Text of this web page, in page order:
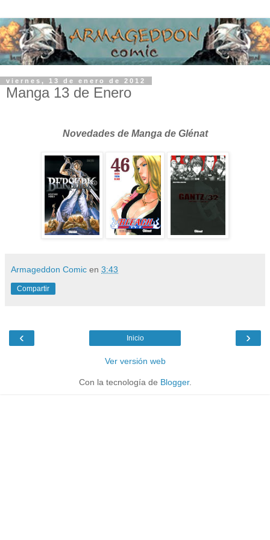
viernes, 13 de enero de 2012
Manga 13 de Enero
Novedades de Manga de Glénat
Armageddon Comic en 3:43
Compartir
‹ ›
Inicio
Ver versión web
Con la tecnología de Blogger.